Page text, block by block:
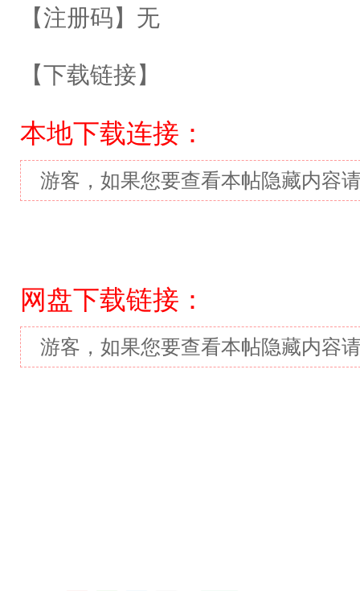
【注册码】无
【下载链接】
本地下载连接：
游客，如果您要查看本帖隐藏内容
网盘下载链接：
游客，如果您要查看本帖隐藏内容